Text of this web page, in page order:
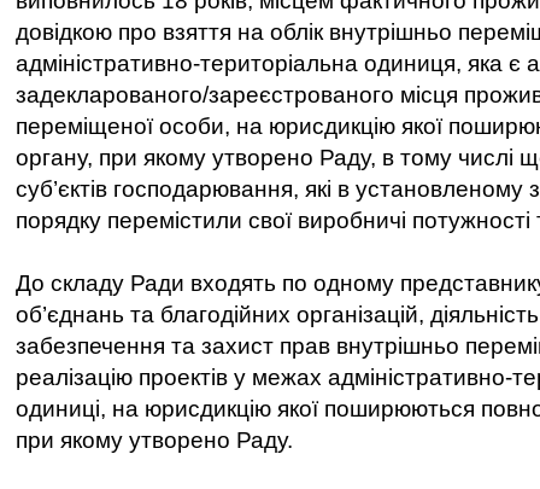
довідкою про взяття на облік внутрішньо
адміністративно-територіальна одиниця, яка є
задекларованого/зареєстрованого місця
переміщеної особи, на юрисдикцію якої
органу, при якому утворено Раду, в тому числі
суб’єктів господарювання, які в установленому
порядку перемістили свої виробничі потужності
До складу Ради входять по одному
об’єднань та благодійних організацій,
забезпечення та захист прав внутрішньо
реалізацію проектів у межах адміністративно-
одиниці, на юрисдикцію якої поширюються
при якому утворено Раду.